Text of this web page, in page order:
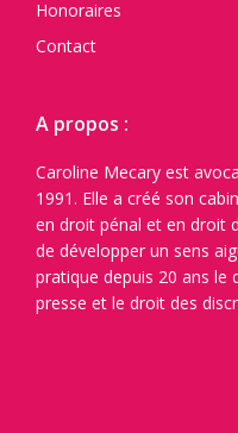
Honoraires
Contact
A propos :
Caroline Mecary est
1991. Elle a créé son
en droit pénal et en droit
de développer un sens
pratique depuis 20 ans le
presse et le droit des